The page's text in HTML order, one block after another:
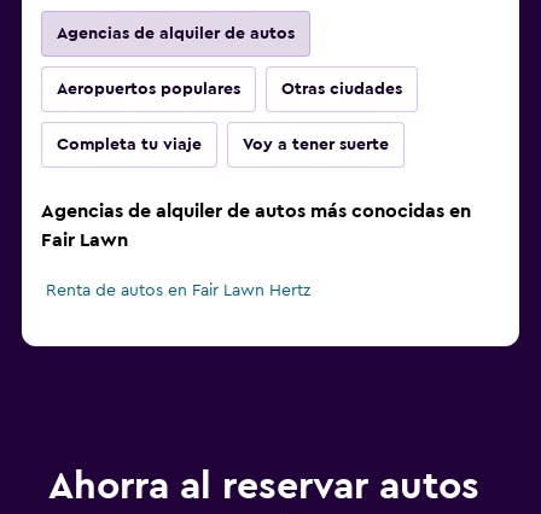
Agencias de alquiler de autos
Aeropuertos populares Otras ciudades
Completa tu viaje Voy a tener suerte
Agencias de alquiler de autos más conocidas en
Fair Lawn
Renta de autos en Fair Lawn Hertz
Ahorra al reservar autos